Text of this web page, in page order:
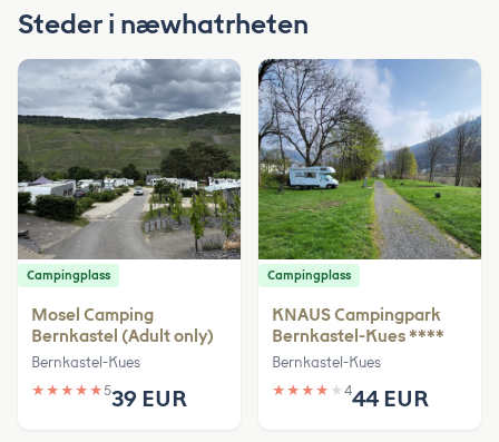
Steder i næwhatrheten
Campingplass
Mosel Camping
Bernkastel (Adult only)
Bernkastel-Kues
★ ★ ★ ★ ★539 EUR
Campingplass
KNAUS Campingpark
Bernkastel-Kues ****
Bernkastel-Kues
★ ★ ★ ★ ★ 444 EUR